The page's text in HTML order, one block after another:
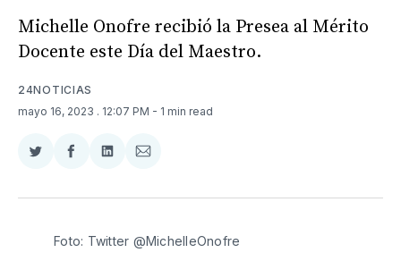
Michelle Onofre recibió la Presea al Mérito
Docente este Día del Maestro.
24NOTICIAS
mayo 16, 2023 . 12:07 PM - 1 min read
Compartir
Twitter
Compartir
Facebook
Compartir
LinkedIn
Compartir
Email
Foto: Twitter @MichelleOnofre